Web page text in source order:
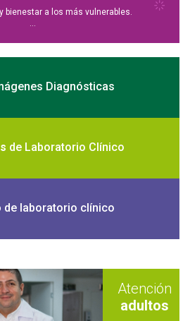
bienestar a los más vulnerables.
Diagnósticas
de Laboratorio Clínico
de laboratorio clínico
Atención
adultos
Nuestros
Hospitalización